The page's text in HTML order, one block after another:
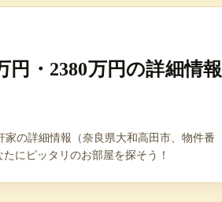
円・2380万円の詳細情報
の詳細情報（奈良県大和高田市、物件番
にピッタリのお部屋を探そう！